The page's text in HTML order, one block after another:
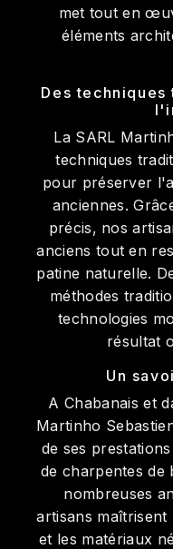
met tout en
éléments
Des
La SARL
techniques
pour préserver
anciennes.
précis, nos
anciens tout en
patine naturelle.
méthodes
technologies
résultat
Un
A Chabanais et
Martinho
de ses
de charpentes de
nombreuses
artisans maîtrisent
et les matériaux